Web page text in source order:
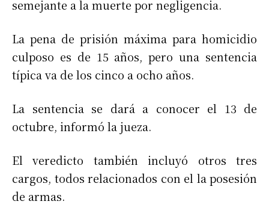
semejante a la muerte por negligencia.
La pena de prisión máxima para homicidio
culposo es de 15 años, pero una sentencia
típica va de los cinco a ocho años.
La sentencia se dará a conocer el 13 de
octubre, informó la jueza.
El veredicto también incluyó otros tres
cargos, todos relacionados con el la posesión
de armas.